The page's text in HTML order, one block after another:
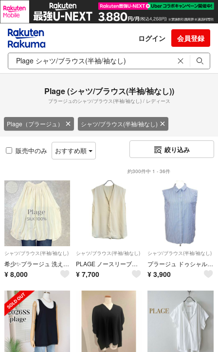
ログイン 会員登録
Plage (シャツ/ブラウス(半袖/袖なし))
プラージュのシャツ/ブラウス(半袖/袖なし) / レディース
Plage（プラージュ） シャツ/ブラウス(半袖/袖なし)
販売中のみ おすすめ順 絞り込み
約300件中 1 - 36件
シャツ/ブラウス(半袖/袖なし)
希少✨プラージュ 洗える シルク100% ホルターネック ブラウス 日本製
¥ 8,000
シャツ/ブラウス(半袖/袖なし)
PLAGE ノースリーブシャツ ホワイト FREE
¥ 7,700
シャツ/ブラウス(半袖/袖なし)
プラージュ ドゥシャルム ノースリーブブラウス シャツ ストライプ 比翼仕立て
¥ 3,900